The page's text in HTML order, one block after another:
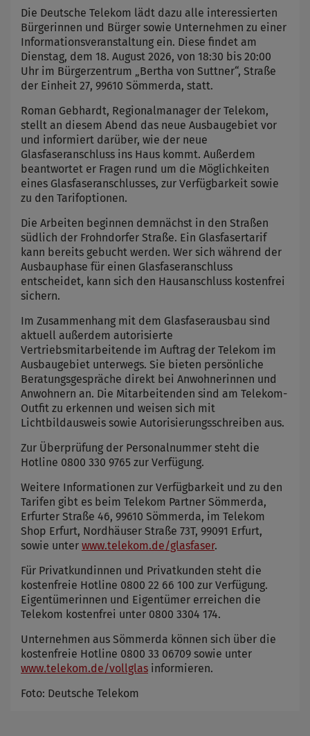
Die Deutsche Telekom lädt dazu alle interessierten
Bürgerinnen und Bürger sowie Unternehmen zu einer
Informationsveranstaltung ein. Diese findet am
Dienstag, dem 18. August 2026, von 18:30 bis 20:00
Uhr im Bürgerzentrum „Bertha von Suttner“, Straße
der Einheit 27, 99610 Sömmerda, statt.
Roman Gebhardt, Regionalmanager der Telekom,
stellt an diesem Abend das neue Ausbaugebiet vor
und informiert darüber, wie der neue
Glasfaseranschluss ins Haus kommt. Außerdem
beantwortet er Fragen rund um die Möglichkeiten
eines Glasfaseranschlusses, zur Verfügbarkeit sowie
zu den Tarifoptionen.
Die Arbeiten beginnen demnächst in den Straßen
südlich der Frohndorfer Straße. Ein Glasfasertarif
kann bereits gebucht werden. Wer sich während der
Ausbauphase für einen Glasfaseranschluss
entscheidet, kann sich den Hausanschluss kostenfrei
sichern.
Im Zusammenhang mit dem Glasfaserausbau sind
aktuell außerdem autorisierte
Vertriebsmitarbeitende im Auftrag der Telekom im
Ausbaugebiet unterwegs. Sie bieten persönliche
Beratungsgespräche direkt bei Anwohnerinnen und
Anwohnern an. Die Mitarbeitenden sind am Telekom-
Outfit zu erkennen und weisen sich mit
Lichtbildausweis sowie Autorisierungsschreiben aus.
Zur Überprüfung der Personalnummer steht die
Hotline 0800 330 9765 zur Verfügung.
Weitere Informationen zur Verfügbarkeit und zu den
Tarifen gibt es beim Telekom Partner Sömmerda,
Erfurter Straße 46, 99610 Sömmerda, im Telekom
Shop Erfurt, Nordhäuser Straße 73T, 99091 Erfurt,
sowie unter www.telekom.de/glasfaser.
Für Privatkundinnen und Privatkunden steht die
kostenfreie Hotline 0800 22 66 100 zur Verfügung.
Eigentümerinnen und Eigentümer erreichen die
Telekom kostenfrei unter 0800 3304 174.
Unternehmen aus Sömmerda können sich über die
kostenfreie Hotline 0800 33 06709 sowie unter
www.telekom.de/vollglas informieren.
Foto: Deutsche Telekom